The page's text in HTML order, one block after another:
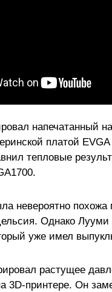
напечатанный
платой
тепловые
невероятно
Однако
уже имел
растущее
3D-принтере. Он